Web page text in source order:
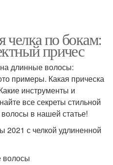
челка по бокам:
причес
на длинные волосы:
примеры. Какая прическа
инструменты и
все секреты стильной
в нашей статье!
с челкой удлиненной
волосы